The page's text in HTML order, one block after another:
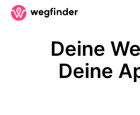
Deine
Deine